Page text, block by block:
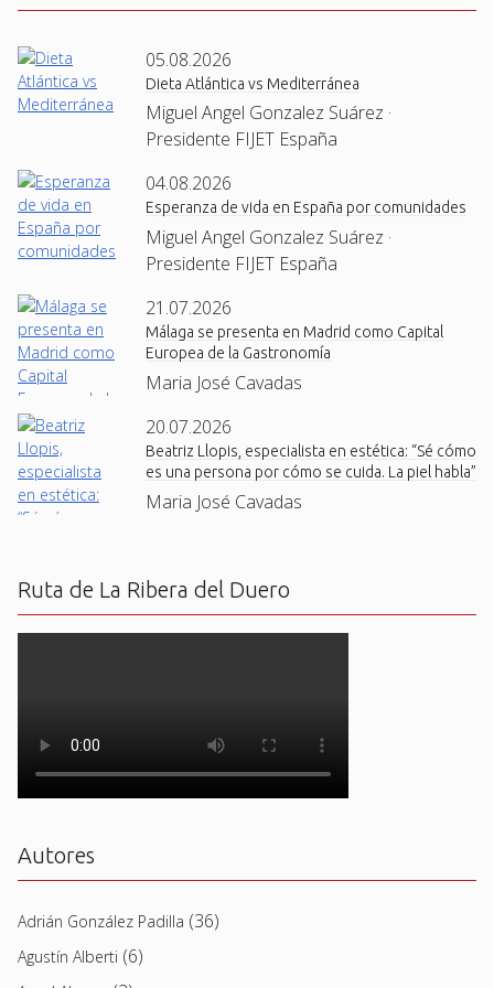
05.08.2026
Dieta Atlántica vs Mediterránea
Miguel Angel Gonzalez Suárez ·
Presidente FIJET España
04.08.2026
Esperanza de vida en España por comunidades
Miguel Angel Gonzalez Suárez ·
Presidente FIJET España
21.07.2026
Málaga se presenta en Madrid como Capital
Europea de la Gastronomía
Maria José Cavadas
20.07.2026
Beatriz Llopis, especialista en estética: “Sé cómo
es una persona por cómo se cuida. La piel habla”
Maria José Cavadas
Ruta de La Ribera del Duero
Autores
Adrián González Padilla (36)
Agustín Alberti (6)